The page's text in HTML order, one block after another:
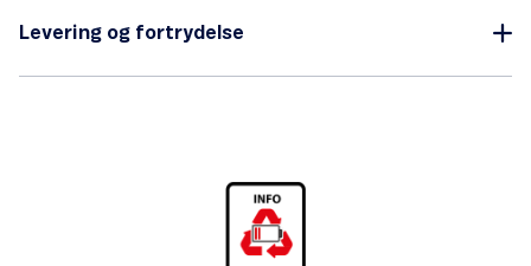
Levering og fortrydelse